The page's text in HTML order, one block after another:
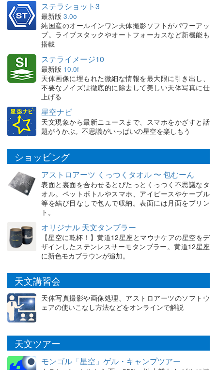
ステラショット3
最新版 3.0o
純国産のオールインワン天体撮影ソフトがパワーアッ
プ。ライブスタックやオートフォーカスなど新機能も
搭載
ステライメージ10
最新版 10.0f
天体画像に埋もれた微細な情報を最大限に引き出し、
不要なノイズは徹底的に除去して美しい天体写真に仕
上げる
星空ナビ
天文現象から最新ニュースまで、スマホをかざすと話
題がうかぶ。不思議がいっぱいの星空を楽しもう
ショッピング
アストロアーツ くっつくタオル 〜 包むーん
表面と裏面を合わせるとぴたっとくっつく不思議なタ
オル。ペットボトルやスマホ、アイピースやケーブル
等を結び目なしで包んで収納。表面には月面をプリン
ト。
オリジナル 天文タンブラー
【星空に乾杯！】黄道12星座とマウナケアの星空をデ
ザインしたステンレスサーモタンブラー。黄道12星座
に新色モカブラウンが追加。
天文講習会
天体写真撮影や画像処理、アストロアーツのソフトウ
ェアの使いこなし方法などをオンラインで解説
天文ツアー
モンゴル「星空」ゲル・キャンプツアー